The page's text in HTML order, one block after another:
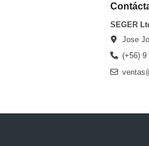
SEGER
Jose
(+56) 9